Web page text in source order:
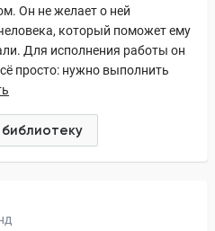
Он не желает о ней
который поможет ему
Для исполнения работы он
просто: нужно выполнить
библиотеку